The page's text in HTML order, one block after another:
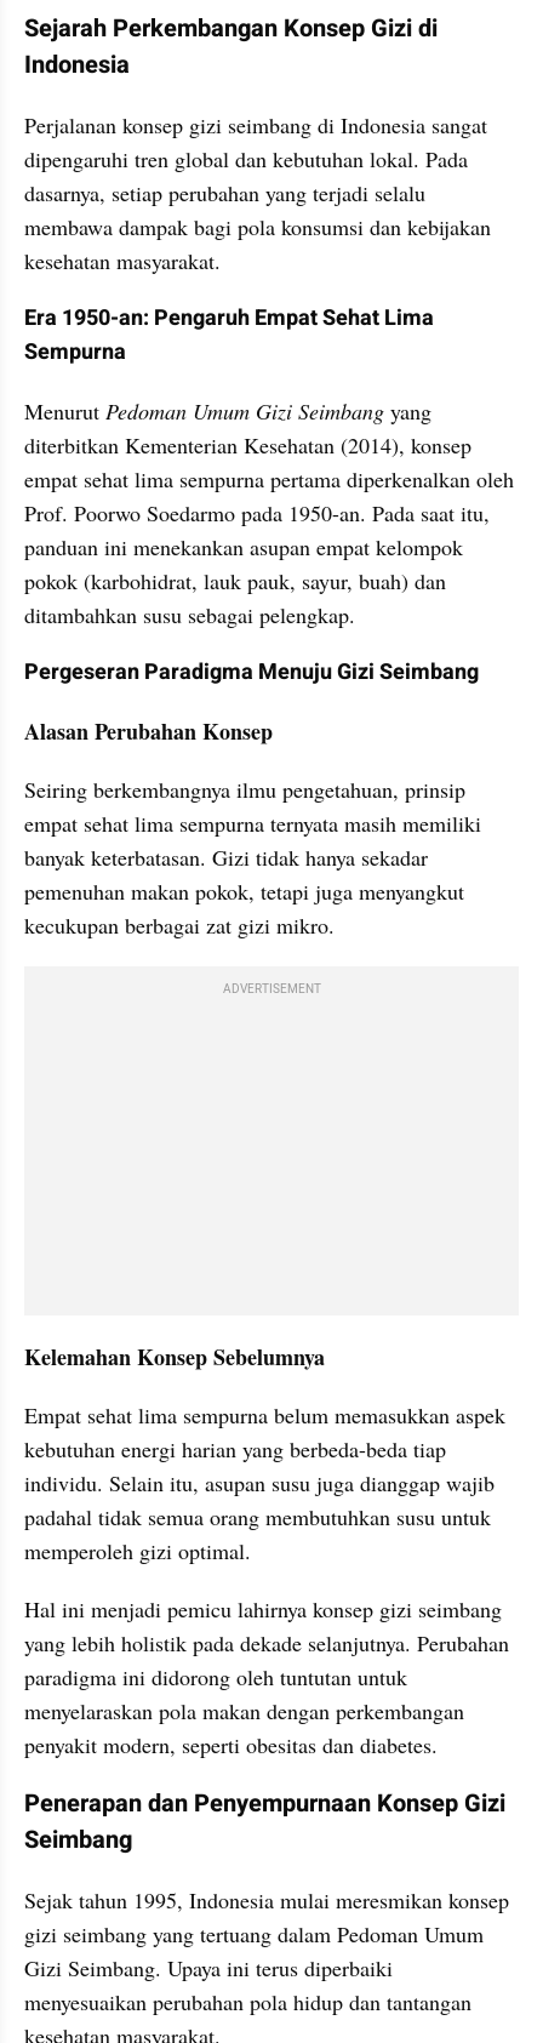
Sejarah Perkembangan Konsep Gizi di
Indonesia
Perjalanan konsep gizi seimbang di Indonesia sangat
dipengaruhi tren global dan kebutuhan lokal. Pada
dasarnya, setiap perubahan yang terjadi selalu
membawa dampak bagi pola konsumsi dan kebijakan
kesehatan masyarakat.
Era 1950-an: Pengaruh Empat Sehat Lima
Sempurna
Menurut Pedoman Umum Gizi Seimbang yang
diterbitkan Kementerian Kesehatan (2014), konsep
empat sehat lima sempurna pertama diperkenalkan oleh
Prof. Poorwo Soedarmo pada 1950-an. Pada saat itu,
panduan ini menekankan asupan empat kelompok
pokok (karbohidrat, lauk pauk, sayur, buah) dan
ditambahkan susu sebagai pelengkap.
Pergeseran Paradigma Menuju Gizi Seimbang
Alasan Perubahan Konsep
Seiring berkembangnya ilmu pengetahuan, prinsip
empat sehat lima sempurna ternyata masih memiliki
banyak keterbatasan. Gizi tidak hanya sekadar
pemenuhan makan pokok, tetapi juga menyangkut
kecukupan berbagai zat gizi mikro.
ADVERTISEMENT
Kelemahan Konsep Sebelumnya
Empat sehat lima sempurna belum memasukkan aspek
kebutuhan energi harian yang berbeda-beda tiap
individu. Selain itu, asupan susu juga dianggap wajib
padahal tidak semua orang membutuhkan susu untuk
memperoleh gizi optimal.
Hal ini menjadi pemicu lahirnya konsep gizi seimbang
yang lebih holistik pada dekade selanjutnya. Perubahan
paradigma ini didorong oleh tuntutan untuk
menyelaraskan pola makan dengan perkembangan
penyakit modern, seperti obesitas dan diabetes.
Penerapan dan Penyempurnaan Konsep Gizi
Seimbang
Sejak tahun 1995, Indonesia mulai meresmikan konsep
gizi seimbang yang tertuang dalam Pedoman Umum
Gizi Seimbang. Upaya ini terus diperbaiki
menyesuaikan perubahan pola hidup dan tantangan
kesehatan masyarakat.